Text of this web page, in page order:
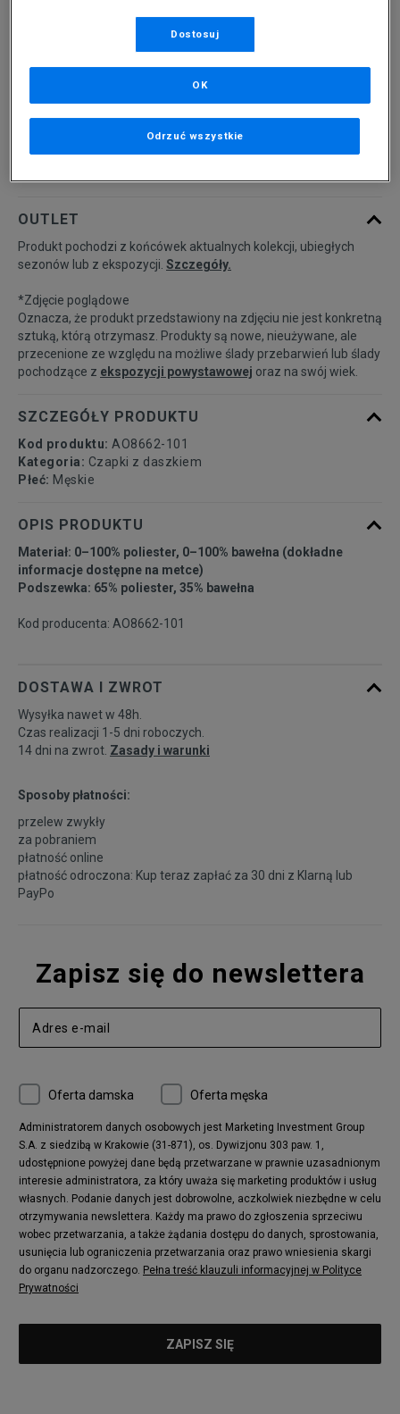
cena rekomendowana przez producenta
PRODUKT NIEDOSTĘPNY
Jeśli artykuł będzie ponownie dostępny, otrzymasz od nas
powiadomienie.
OUTLET
Produkt pochodzi z końcówek aktualnych kolekcji, ubiegłych
sezonów lub z ekspozycji. Szczegóły.
*Zdjęcie poglądowe
Oznacza, że produkt przedstawiony na zdjęciu nie jest konkretną
sztuką, którą otrzymasz. Produkty są nowe, nieużywane, ale
przecenione ze względu na możliwe ślady przebarwień lub ślady
pochodzące z ekspozycji powystawowej oraz na swój wiek.
SZCZEGÓŁY PRODUKTU
Kod produktu: AO8662-101
Kategoria: Czapki z daszkiem
Płeć: Męskie
OPIS PRODUKTU
Materiał: 0–100% poliester, 0–100% bawełna (dokładne
informacje dostępne na metce)
Podszewka: 65% poliester, 35% bawełna
Kod producenta: AO8662-101
DOSTAWA I ZWROT
Wysyłka nawet w 48h.
Czas realizacji 1-5 dni roboczych.
14 dni na zwrot. Zasady i warunki
Sposoby płatności:
przelew zwykły
za pobraniem
płatność online
płatność odroczona: Kup teraz zapłać za 30 dni z Klarną lub
PayPo
Zapisz się do newslettera
Oferta damska Oferta męska
Administratorem danych osobowych jest Marketing Investment Group
S.A. z siedzibą w Krakowie (31-871), os. Dywizjonu 303 paw. 1,
udostępnione powyżej dane będą przetwarzane w prawnie uzasadnionym
interesie administratora, za który uważa się marketing produktów i usług
własnych. Podanie danych jest dobrowolne, aczkolwiek niezbędne w celu
otrzymywania newslettera. Każdy ma prawo do zgłoszenia sprzeciwu
wobec przetwarzania, a także żądania dostępu do danych, sprostowania,
usunięcia lub ograniczenia przetwarzania oraz prawo wniesienia skargi
do organu nadzorczego. Pełna treść klauzuli informacyjnej w Polityce
Prywatności
Dostosuj
Odrzuć wszystkie
OK